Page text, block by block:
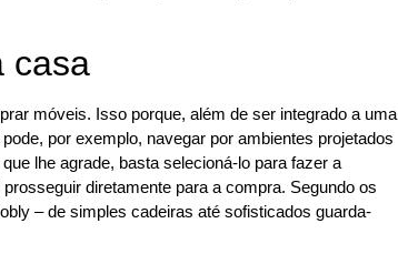
casa
móveis. Isso porque, além de ser integrado a uma
por exemplo, navegar por ambientes projetados
lhe agrade, basta selecioná-lo para fazer a
diretamente para a compra. Segundo os
– de simples cadeiras até sofisticados guarda-